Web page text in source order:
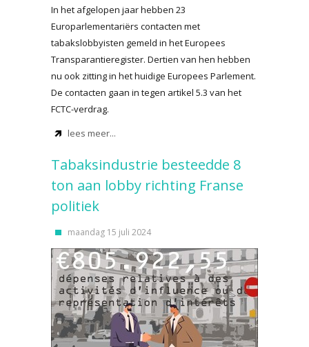
In het afgelopen jaar hebben 23
Europarlementariërs contacten met
tabakslobbyisten gemeld in het Europees
Transparantieregister. Dertien van hen hebben
nu ook zitting in het huidige Europees Parlement.
De contacten gaan in tegen artikel 5.3 van het
FCTC-verdrag.
lees meer...
Tabaksindustrie besteedde 8
ton aan lobby richting Franse
politiek
maandag 15 juli 2024